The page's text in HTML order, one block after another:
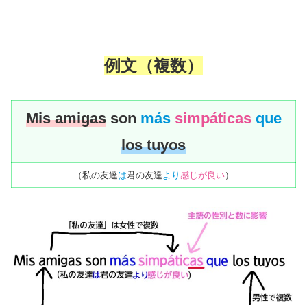
例文（複数）
Mis amigasson más simpáticas que
los tuyos
（私の友達は君の友達 より 感じが良い）